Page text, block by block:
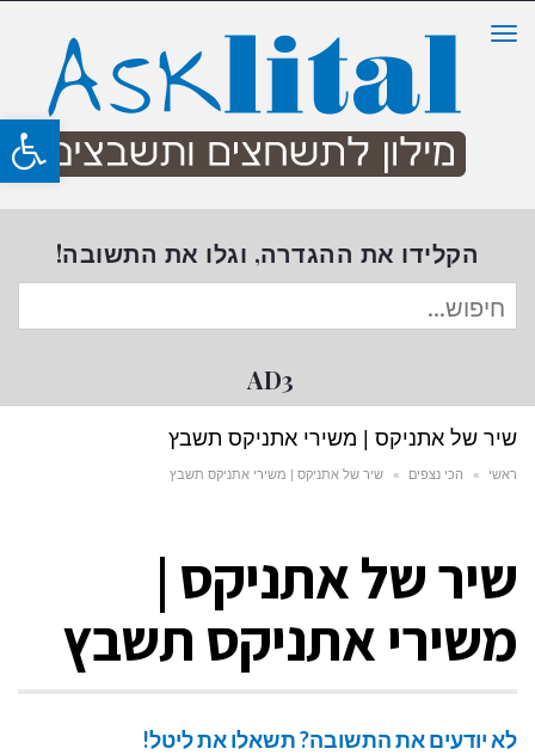
תפריט
הקלידו את ההגדרה, וגלו את התשובה!
AD3
שיר של אתניקס | משירי אתניקס תשבץ
ראשי » הכי נצפים » שיר של אתניקס | משירי אתניקס תשבץ
שיר של אתניקס |
משירי אתניקס תשבץ
לא יודעים את התשובה? תשאלו את ליטל!